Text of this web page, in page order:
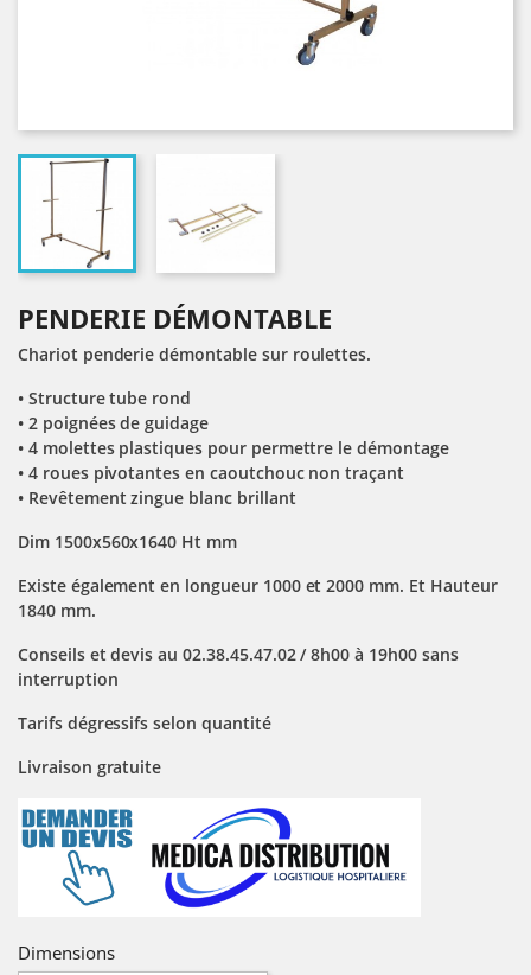
PENDERIE DÉMONTABLE
Chariot penderie démontable sur roulettes.
• Structure tube rond
• 2 poignées de guidage
• 4 molettes plastiques pour permettre le démontage
• 4 roues pivotantes en caoutchouc non traçant
• Revêtement zingue blanc brillant
Dim 1500x560x1640 Ht mm
Existe également en longueur 1000 et 2000 mm. Et Hauteur
1840 mm.
Conseils et devis au 02.38.45.47.02 / 8h00 à 19h00 sans
interruption
Tarifs dégressifs selon quantité
Livraison gratuite
Dimensions